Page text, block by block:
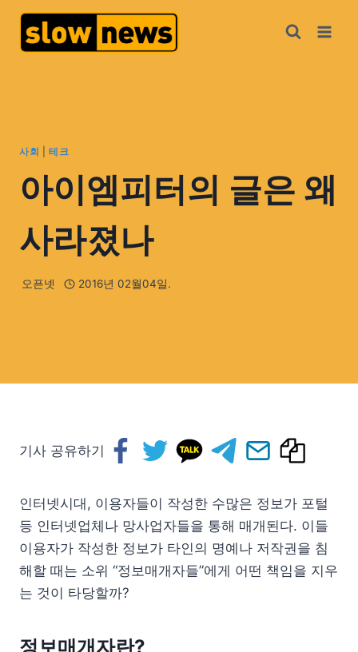
사회 테크
아이엠피터의 글은 왜
사라졌나
오픈넷 2016년 02월04일.
기사 공유하기
인터넷시대, 이용자들이 작성한 수많은 정보가 포털
등 인터넷업체나 망사업자들을 통해 매개된다. 이들
이용자가 작성한 정보가 타인의 명예나 저작권을 침
해할 때는 소위 “정보매개자들”에게 어떤 책임을 지우
는 것이 타당할까?
정보매개자란?